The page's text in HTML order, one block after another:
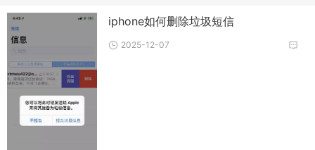
iphone如何删除垃圾短信
2025-12-07